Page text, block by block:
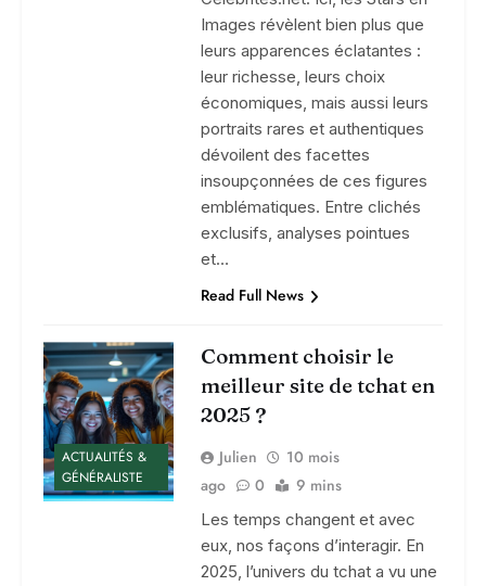
Images révèlent bien plus que
leurs apparences éclatantes :
leur richesse, leurs choix
économiques, mais aussi leurs
portraits rares et authentiques
dévoilent des facettes
insoupçonnées de ces figures
emblématiques. Entre clichés
exclusifs, analyses pointues
et…
Read Full News
ACTUALITÉS &
GÉNÉRALISTE
Comment choisir le
meilleur site de tchat en
2025 ?
Julien
10 mois
ago
0 9 mins
Les temps changent et avec
eux, nos façons d’interagir. En
2025, l’univers du tchat a vu une